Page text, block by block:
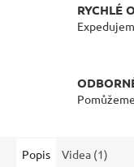
RYCHLÉ
Popis Videa (1)